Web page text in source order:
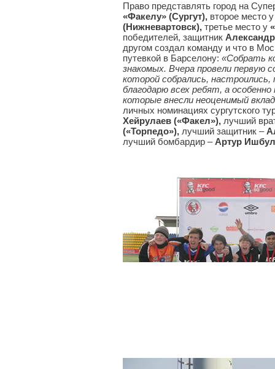
Право представлять город на
«Факелу» (Сургут), второе место
(Нижневартовск), третье место у
победителей, защитник
другом создал команду и что в
путевкой в Барселону: «Собрать
знакомых. Вчера провели первую
которой собрались,
благодарю всех ребят, а
которые внесли неоценимый
личных номинациях сургутского
Хейрулаев («Факел»), лучший
(«Торпедо»), лучший защитник –
лучший бомбардир – Артур